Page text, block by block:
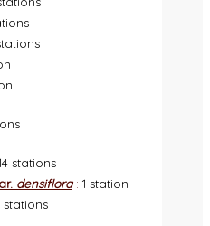
stations
densiflora: 1 station
stations